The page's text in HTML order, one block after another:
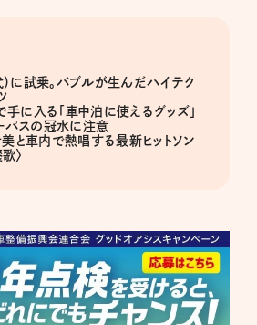
）に試乗。バブルが生んだハイテク
に入る「車中泊に使えるグッズ」
パスの冠水に注意
と車内で熱唱する最新ヒットソン
〉